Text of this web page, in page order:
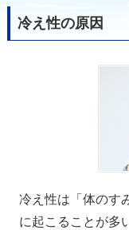
冷え性の原因
冷え性は「体のす
に起こることが多